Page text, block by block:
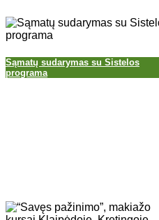
Sąmatų sudarymas su Sistelos
programa